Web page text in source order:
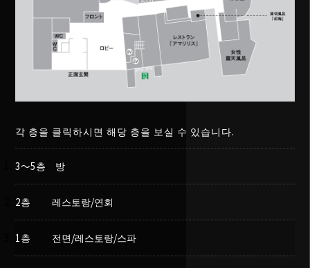
각 층을 클릭하시면 해당 층을 보실 수 있습니다.
3～5층 방
2층 레스토랑/연회
1층 전면/레스토랑/스파